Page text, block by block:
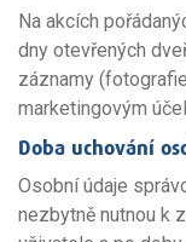
Na akcích
dny otevřených
záznamy
marketingovým
Doba uchování
Osobní údaje
nezbytně nutnou k